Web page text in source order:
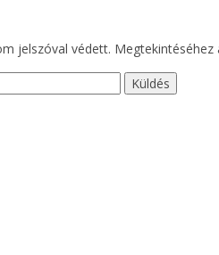
jelszóval védett.